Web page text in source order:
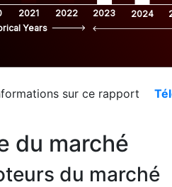
2021 2022 2023 2024
Years
sur ce rapport
du marché
du marché